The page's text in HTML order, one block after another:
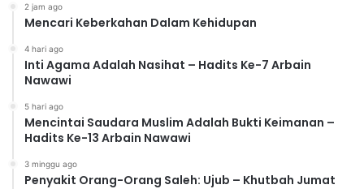
2 jam ago
Mencari Keberkahan Dalam Kehidupan
4 hari ago
Inti Agama Adalah Nasihat – Hadits Ke-7 Arbain
Nawawi
5 hari ago
Mencintai Saudara Muslim Adalah Bukti Keimanan –
Hadits Ke-13 Arbain Nawawi
3 minggu ago
Penyakit Orang-Orang Saleh: Ujub – Khutbah Jumat